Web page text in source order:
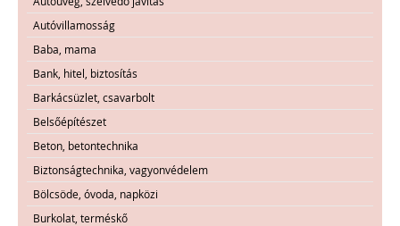
Autóvillamosság
Baba, mama
Bank, hitel, biztosítás
Barkácsüzlet, csavarbolt
Belsőépítészet
Beton, betontechnika
Biztonságtechnika, vagyonvédelem
Bölcsöde, óvoda, napközi
Burkolat, terméskő